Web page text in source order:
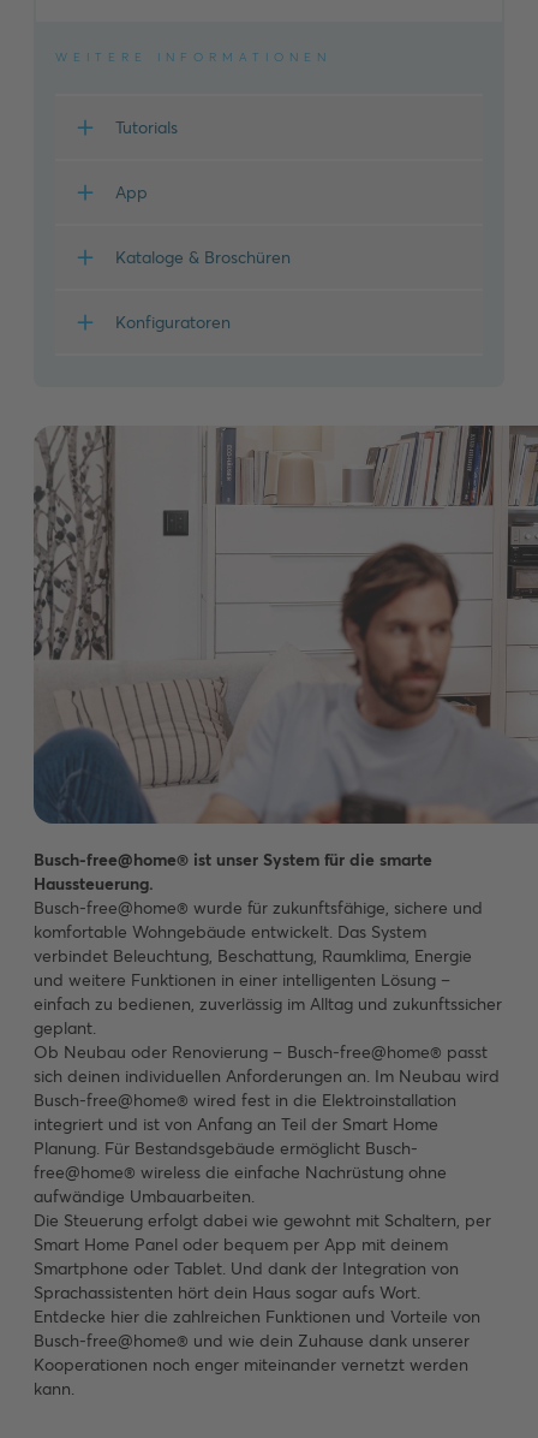
WEITERE INFORMATIONEN
Tutorials
App
Kataloge & Broschüren
Konfiguratoren
Busch-free@home® ist unser System für die smarte
Haussteuerung.
Busch-free@home® wurde für zukunftsfähige, sichere und
komfortable Wohngebäude entwickelt. Das System
verbindet Beleuchtung, Beschattung, Raumklima, Energie
und weitere Funktionen in einer intelligenten Lösung –
einfach zu bedienen, zuverlässig im Alltag und zukunftssicher
geplant.
Ob Neubau oder Renovierung – Busch-free@home® passt
sich deinen individuellen Anforderungen an. Im Neubau wird
Busch-free@home® wired fest in die Elektroinstallation
integriert und ist von Anfang an Teil der Smart Home
Planung. Für Bestandsgebäude ermöglicht Busch-
free@home® wireless die einfache Nachrüstung ohne
aufwändige Umbauarbeiten.
Die Steuerung erfolgt dabei wie gewohnt mit Schaltern, per
Smart Home Panel oder bequem per App mit deinem
Smartphone oder Tablet. Und dank der Integration von
Sprachassistenten hört dein Haus sogar aufs Wort.
Entdecke hier die zahlreichen Funktionen und Vorteile von
Busch-free@home® und wie dein Zuhause dank unserer
Kooperationen noch enger miteinander vernetzt werden
kann.